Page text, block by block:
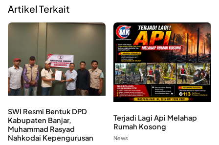
Artikel Terkait
SWI Resmi Bentuk DPD
Kabupaten Banjar,
Muhammad Rasyad
Nahkodai Kepengurusan
Terjadi Lagi Api Melahap
Rumah Kosong
News